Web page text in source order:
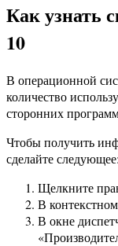
Как узнать
10
В операционной
количество
сторонних
Чтобы получить
сделайте следующее:
Щелкните
В
В окне